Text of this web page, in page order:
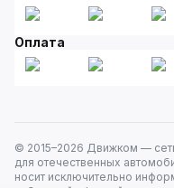
Оплата
© 2015–2026 Движком —
для отечественных
носит исключительно